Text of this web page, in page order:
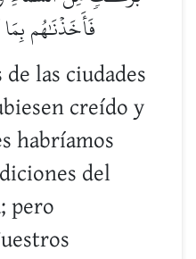
فَأَخَذۡنَٰهُم
las ciudades
creído y
habríamos
del
pero